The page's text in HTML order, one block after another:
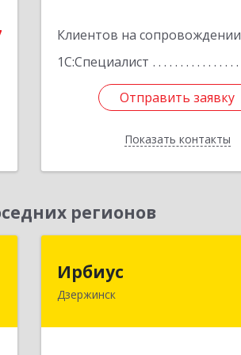
Клиентов на сопровождении
1С:Специалист
Отправить заявку
Показать контакты
Отправить заявку
Назад
регионов
Ирбиус
Дзержинск